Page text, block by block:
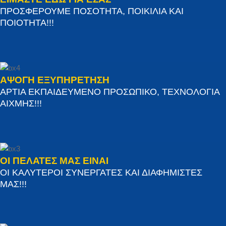
ΠΡΟΣΦΕΡΟΥΜΕ ΠΟΣΟΤΗΤΑ, ΠΟΙΚΙΛΙΑ ΚΑΙ
ΠΟΙΟΤΗΤΑ!!!
ΑΨΟΓΗ ΕΞΥΠΗΡΕΤΗΣΗ
ΑΡΤΙΑ ΕΚΠΑΙΔΕΥΜΕΝΟ ΠΡΟΣΩΠΙΚΟ, ΤΕΧΝΟΛΟΓΙΑ
ΑΙΧΜΗΣ!!!
ΟΙ ΠΕΛΑΤΕΣ ΜΑΣ ΕΙΝΑΙ
ΟΙ ΚΑΛΥΤΕΡΟΙ ΣΥΝΕΡΓΑΤΕΣ ΚΑΙ ΔΙΑΦΗΜΙΣΤΕΣ
ΜΑΣ!!!